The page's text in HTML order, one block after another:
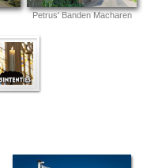
Petrus' Banden Macharen